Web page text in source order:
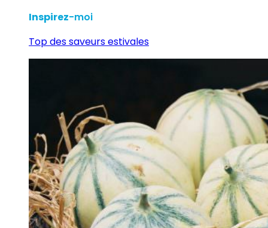
Inspirez-moi
Top des saveurs estivales